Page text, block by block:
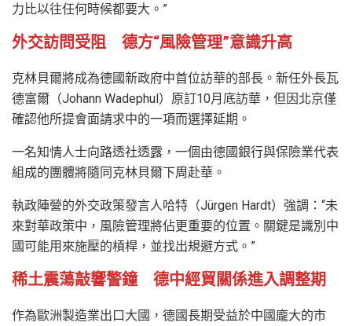
力比以往任何時候都要大。”
外交訪問受阻 德方“風險管理”意識升高
克林貝爾將成為德國新政府中首位訪華的部長。新任外長瓦
德富爾（Johann Wadephul）原訂10月底訪華，但因北京僅
確認他所提會面請求中的一項而選擇延期。
一名知情人士向路透社透露，一個由德國銀行與保險業代表
組成的團體將隨同克林貝爾下周赴華。
執政陣營的外交政策發言人哈特（Jürgen Hardt）強調：“未
來對華政策中，風險管理將佔更重要的位置。關鍵是識別中
國可能用來施壓的槓桿，並找出規避方式。”
稀土震蕩敲響警鐘 德中經貿關係進入調整期
作為歐洲製造業出口大國，德國長期受益於中國龐大的市